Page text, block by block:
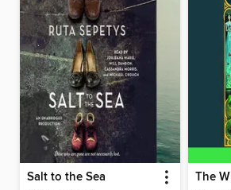
Salt to the Sea The